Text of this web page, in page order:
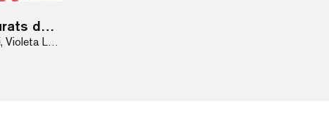
Els pans daurats de la velleta
Annamaria Gozzi, Violeta Lópiz